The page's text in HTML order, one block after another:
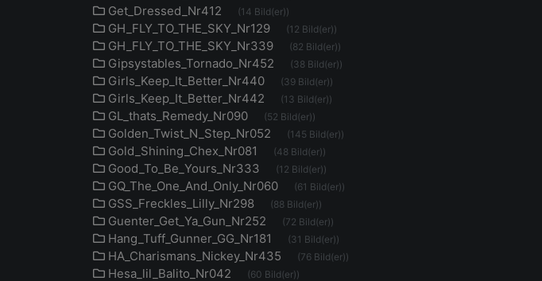
Get_Dressed_Nr412 (14 Bild(er))
GH_FLY_TO_THE_SKY_Nr129 (12 Bild(er))
GH_FLY_TO_THE_SKY_Nr339 (82 Bild(er))
Gipsystables_Tornado_Nr452 (38 Bild(er))
Girls_Keep_It_Better_Nr440 (39 Bild(er))
Girls_Keep_It_Better_Nr442 (13 Bild(er))
GL_thats_Remedy_Nr090 (52 Bild(er))
Golden_Twist_N_Step_Nr052 (145 Bild(er))
Gold_Shining_Chex_Nr081 (48 Bild(er))
Good_To_Be_Yours_Nr333 (12 Bild(er))
GQ_The_One_And_Only_Nr060 (61 Bild(er))
GSS_Freckles_Lilly_Nr298 (88 Bild(er))
Guenter_Get_Ya_Gun_Nr252 (72 Bild(er))
Hang_Tuff_Gunner_GG_Nr181 (31 Bild(er))
HA_Charismans_Nickey_Nr435 (76 Bild(er))
Hesa_lil_Balito_Nr042 (60 Bild(er))